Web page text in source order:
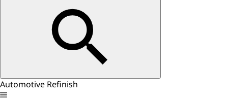
Automotive Refinish